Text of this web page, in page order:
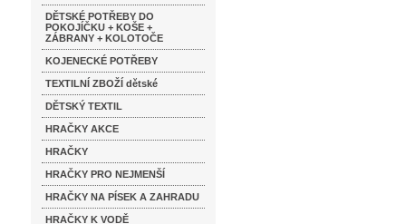
DĚTSKÉ POTŘEBY DO
POKOJÍČKU + KOŠE +
ZÁBRANY + KOLOTOČE
KOJENECKÉ POTŘEBY
TEXTILNÍ ZBOŽÍ dětské
DĚTSKÝ TEXTIL
HRAČKY AKCE
HRAČKY
HRAČKY PRO NEJMENŠÍ
HRAČKY NA PÍSEK A ZAHRADU
HRAČKY K VODĚ